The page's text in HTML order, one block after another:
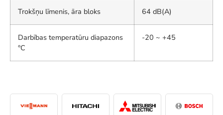
Trokšņu līmenis, āra bloks 64 dB(A)
Darbības temperatūru diapazons
°C
-20 ~ +45